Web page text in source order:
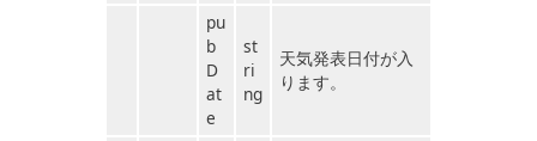
pu
b
D
at
e
st
ri
ng
天気発表日付が入
ります。